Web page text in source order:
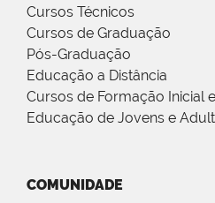
Cursos Técnicos
Cursos de Graduação
Pós-Graduação
Educação a Distância
Cursos de Formação Inicial
Educação de Jovens e
COMUNIDADE